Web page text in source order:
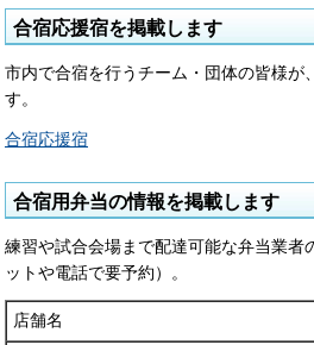
合宿応援宿を掲載します
市内で合宿を行うチーム・団体の皆様が
す。
合宿応援宿
合宿用弁当の情報を掲載します
練習や試合会場まで配達可能な弁当業者
ットや電話で要予約）。
店舗名